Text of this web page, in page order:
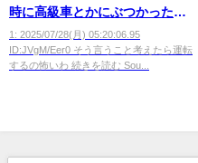
時に高級車とかにぶつかったら
どうする？？
1: 2025/07/28(月) 05:20:06.95
ID:JVgM/Eer0 そう言うこと考えたら運転
するの怖いわ 続きを読む Sou...